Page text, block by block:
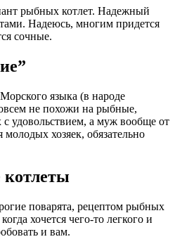
рыбных котлет. Надежный
Надеюсь, многим придется
сочные.
языка (в народе
не похожи на рыбные,
удовольствием, а муж вообще от
хозяек, обязательно
поварята, рецептом рыбных
хочется чего-то легкого и
и вам.